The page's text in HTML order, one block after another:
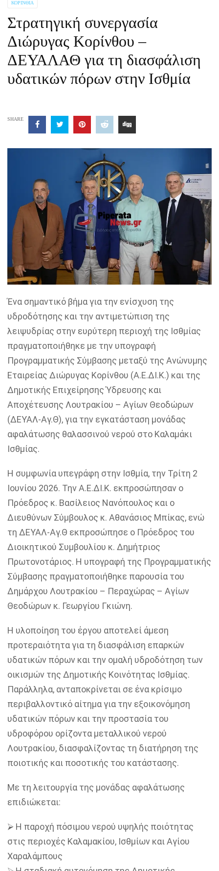
ΚΟΡΙΝΘΊΑ
Στρατηγική συνεργασία
Διώρυγας Κορίνθου –
ΔΕΥΑΛΑΘ για τη διασφάλιση
υδατικών πόρων στην Ισθμία
SHARE
Ένα σημαντικό βήμα για την ενίσχυση της
υδροδότησης και την αντιμετώπιση της
λειψυδρίας στην ευρύτερη περιοχή της Ισθμίας
πραγματοποιήθηκε με την υπογραφή
Προγραμματικής Σύμβασης μεταξύ της Ανώνυμης
Εταιρείας Διώρυγας Κορίνθου (Α.Ε.ΔΙ.Κ.) και της
Δημοτικής Επιχείρησης Ύδρευσης και
Αποχέτευσης Λουτρακίου – Αγίων Θεοδώρων
(ΔΕΥΑΛ-Αγ.Θ), για την εγκατάσταση μονάδας
αφαλάτωσης θαλασσινού νερού στο Καλαμάκι
Ισθμίας.
Η συμφωνία υπεγράφη στην Ισθμία, την Τρίτη 2
Ιουνίου 2026. Την Α.Ε.ΔΙ.Κ. εκπροσώπησαν ο
Πρόεδρος κ. Βασίλειος Νανόπουλος και ο
Διευθύνων Σύμβουλος κ. Αθανάσιος Μπίκας, ενώ
τη ΔΕΥΑΛ-Αγ.Θ εκπροσώπησε ο Πρόεδρος του
Διοικητικού Συμβουλίου κ. Δημήτριος
Πρωτονοτάριος. Η υπογραφή της Προγραμματικής
Σύμβασης πραγματοποιήθηκε παρουσία του
Δημάρχου Λουτρακίου – Περαχώρας – Αγίων
Θεοδώρων κ. Γεωργίου Γκιώνη.
Η υλοποίηση του έργου αποτελεί άμεση
προτεραιότητα για τη διασφάλιση επαρκών
υδατικών πόρων και την ομαλή υδροδότηση των
οικισμών της Δημοτικής Κοινότητας Ισθμίας.
Παράλληλα, ανταποκρίνεται σε ένα κρίσιμο
περιβαλλοντικό αίτημα για την εξοικονόμηση
υδατικών πόρων και την προστασία του
υδροφόρου ορίζοντα μεταλλικού νερού
Λουτρακίου, διασφαλίζοντας τη διατήρηση της
ποιοτικής και ποσοτικής του κατάστασης.
Με τη λειτουργία της μονάδας αφαλάτωσης
επιδιώκεται:
⮚ Η παροχή πόσιμου νερού υψηλής ποιότητας
στις περιοχές Καλαμακίου, Ισθμίων και Αγίου
Χαραλάμπους